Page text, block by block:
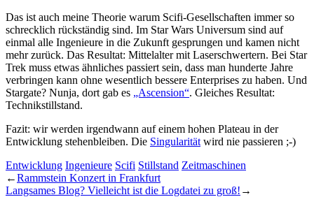
Das ist auch meine Theorie warum Scifi-Gesellschaften immer so
schrecklich rückständig sind. Im Star Wars Universum sind auf
einmal alle Ingenieure in die Zukunft gesprungen und kamen nicht
mehr zurück. Das Resultat: Mittelalter mit Laserschwertern. Bei Star
Trek muss etwas ähnliches passiert sein, dass man hunderte Jahre
verbringen kann ohne wesentlich bessere Enterprises zu haben. Und
Stargate? Nunja, dort gab es „Ascension“. Gleiches Resultat:
Technikstillstand.
Fazit: wir werden irgendwann auf einem hohen Plateau in der
Entwicklung stehenbleiben. Die Singularität wird nie passieren ;-)
Entwicklung Ingenieure Scifi Stillstand Zeitmaschinen
←Rammstein Konzert in Frankfurt
Langsames Blog? Vielleicht ist die Logdatei zu groß! →